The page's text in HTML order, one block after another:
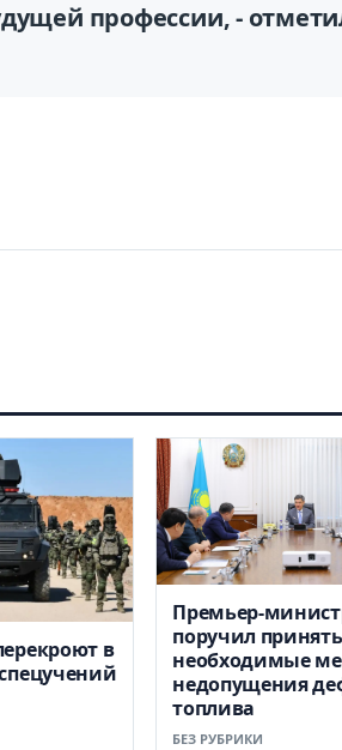
профессии, -
в
Премьер-
поручил
необходимые
недопущения
топлива
БЕЗ РУБРИКИ